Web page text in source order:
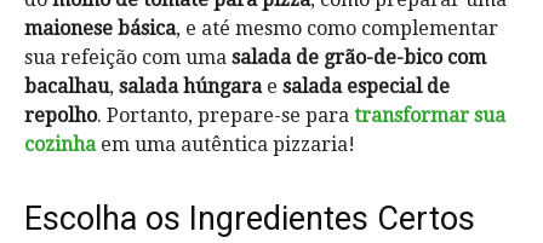
maionese básica, e até mesmo como complementar
sua refeição com uma salada de grão-de-bico com
bacalhau, salada húngarae salada especial de
repolho. Portanto, prepare-se para transformar sua
cozinhaem uma autêntica pizzaria!
Escolha os Ingredientes Certos